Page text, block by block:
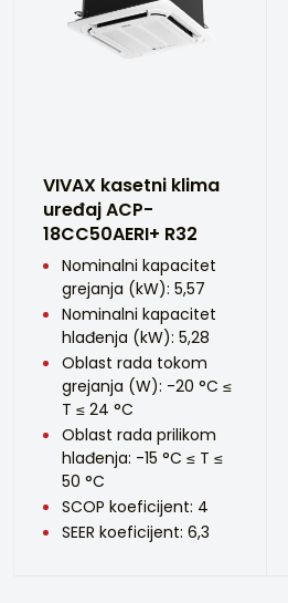
VIVAX kasetni klima
uređaj ACP-
18CC50AERI+ R32
Nominalni kapacitet
grejanja (kW): 5,57
Nominalni kapacitet
hlađenja (kW): 5,28
Oblast rada tokom
grejanja (W): -20 °C ≤
T ≤ 24 °C
Oblast rada prilikom
hlađenja: -15 °C ≤ T ≤
50 °C
SCOP koeficijent: 4
SEER koeficijent: 6,3